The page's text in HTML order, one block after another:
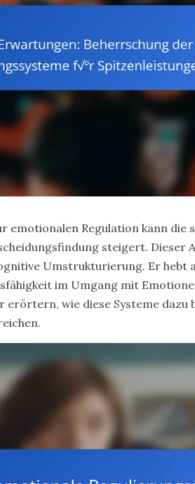
emotionalen Regulation kann
steigert.
Umstrukturierung. Er hebt
im Umgang mit
erörtern, wie diese Systeme dazu